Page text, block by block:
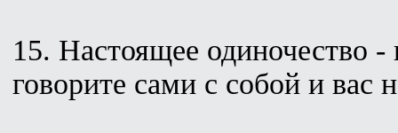
15. Настоящее одиночество
говорите сами с собой и вас